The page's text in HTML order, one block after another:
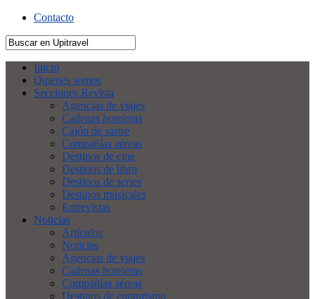
Contacto
Inicio
Quienes somos
Secciones Revista
Agencias de viajes
Cadenas hoteleras
Cajón de sastre
Compañías aéreas
Destinos de cine
Destinos de libro
Destinos de series
Destinos musicales
Entrevistas
Noticias
Artículos
Noticias
Agencias de viajes
Cadenas hoteleras
Compañías aéreas
Destinos de enoturismo